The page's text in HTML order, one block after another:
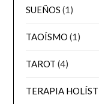
SUEÑOS (1)
TAOÍSMO (1)
TAROT (4)
TERAPIA